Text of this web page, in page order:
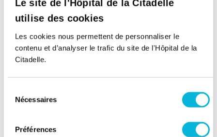
Le site de l'Hôpital de la Citadelle
utilise des cookies
Les cookies nous permettent de personnaliser le
contenu et d’analyser le trafic du site de l'Hôpital de la
Citadelle.
Nécessaires
Préférences